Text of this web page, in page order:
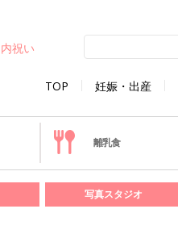
TOP 妊娠・出産
内祝い
離乳食
写真スタジオ